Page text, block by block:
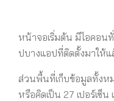
หน้าจอเริ่มต้น มีไอคอน
ปบางแอปที่ติดตั้งมาให้แ
ส่วนพื้นที่เก็บข้อมูลทั้งห
หรือคิดเป็น 27 เปอร์เซ็